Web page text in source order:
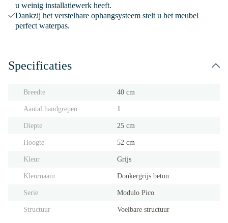
u weinig installatiewerk heeft.
Dankzij het verstelbare ophangsysteem stelt u het meubel
perfect waterpas.
Specificaties
Breedte 40 cm
Aantal handgrepen 1
Diepte 25 cm
Hoogte 52 cm
Kleur Grijs
Kleurnaam Donkergrijs beton
Serie Modulo Pico
Structuur Voelbare structuur